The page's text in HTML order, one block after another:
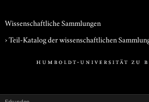
Wissenschaftliche Sammlungen
› Teil-Katalog der wissenschaftlichen